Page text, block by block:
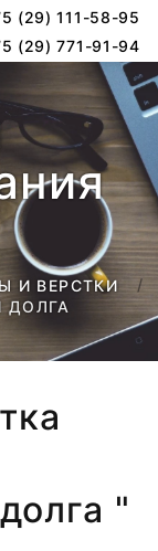
(29) 111-58-95
(29) 771-91-94
И ВЕРСТКИ
ДОЛГА
"